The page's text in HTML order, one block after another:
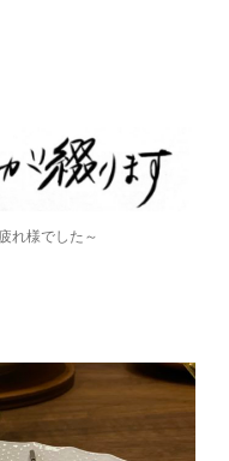
れ様でした～